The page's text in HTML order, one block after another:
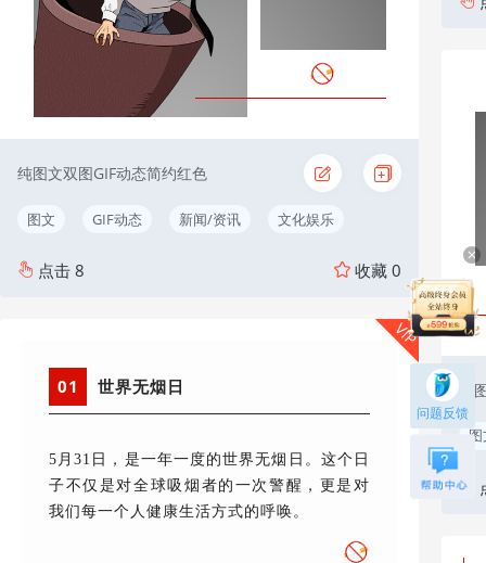
纯图文双图GIF动态简约红色
图文 GIF动态 新闻/资讯 文化娱乐
点击 8 收藏 0
01 世界无烟日
5月31日，是一年一度的世界无烟日。这个日
子不仅是对全球吸烟者的一次警醒，更是对
我们每一个人健康生活方式的呼唤。
VIP
问题反馈